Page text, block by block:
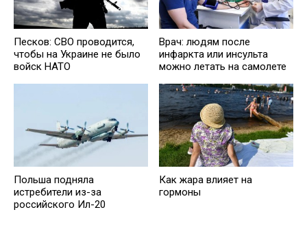
Песков: СВО проводится,
чтобы на Украине не было
войск НАТО
Врач: людям после
инфаркта или инсульта
можно летать на самолете
Польша подняла
истребители из-за
российского Ил-20
Как жара влияет на
гормоны